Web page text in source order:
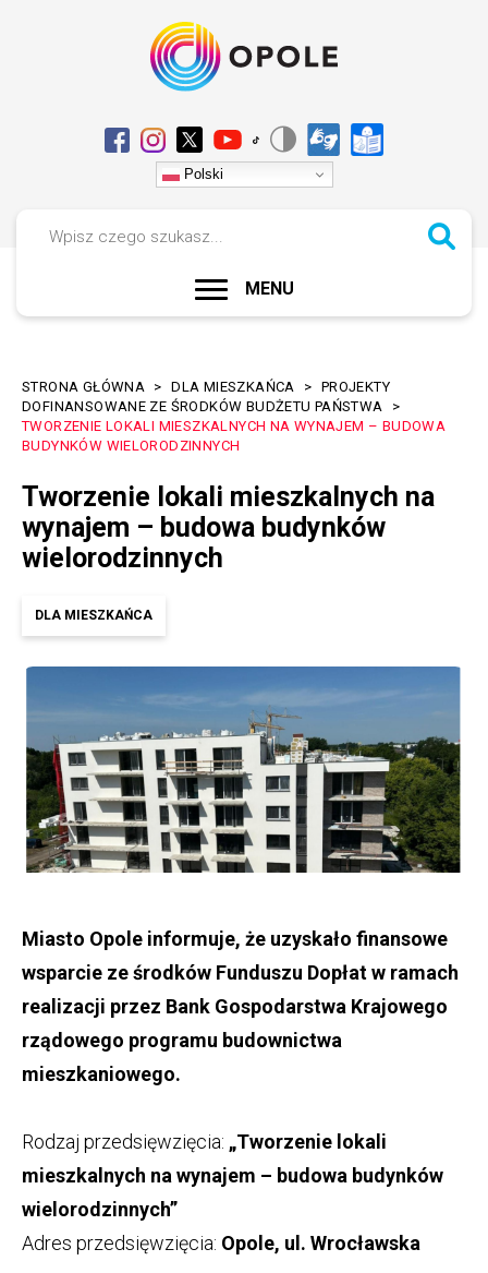
Media
Przełącz
na
Polski
portalu
ROZWIŃ
MENU
Ścieżka
nawigacyjna
STRONA GŁÓWNA DLA MIESZKAŃCA
PROJEKTY
DOFINANSOWANE ZE ŚRODKÓW BUDŻETU PAŃSTWA
TWORZENIE LOKALI MIESZKALNYCH NA WYNAJEM – BUDOWA
BUDYNKÓW WIELORODZINNYCH
Tworzenie lokali mieszkalnych na
wynajem – budowa budynków
wielorodzinnych
DLA MIESZKAŃCA
Miasto Opole informuje, że uzyskało finansowe
wsparcie ze środków Funduszu Dopłat w ramach
realizacji przez Bank Gospodarstwa Krajowego
rządowego programu budownictwa
mieszkaniowego.
Rodzaj przedsięwzięcia: „Tworzenie lokali
mieszkalnych na wynajem – budowa budynków
wielorodzinnych”
Adres przedsięwzięcia: Opole, ul. Wrocławska